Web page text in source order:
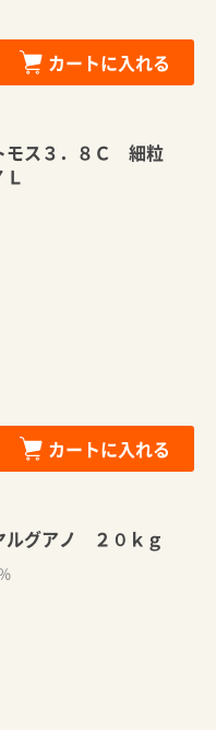
カートに入れる
モス３．８Ｃ 細粒
Ｌ
カートに入れる
ルグアノ ２０ｋｇ
した。